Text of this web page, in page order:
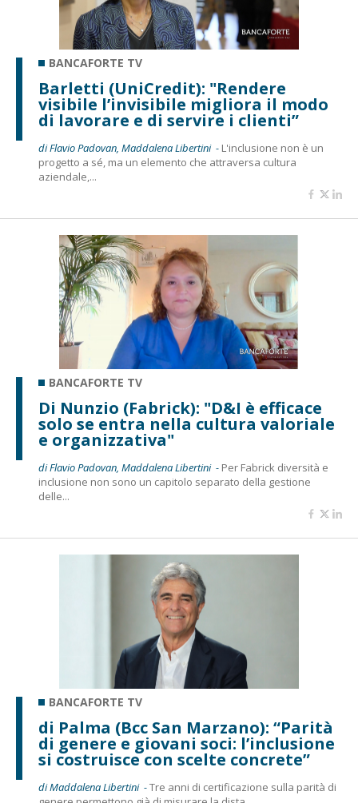
BANCAFORTE TV
Barletti (UniCredit): "Rendere
visibile l’invisibile migliora il modo
di lavorare e di servire i clienti”
di Flavio Padovan, Maddalena Libertini - L'inclusione non è un
progetto a sé, ma un elemento che attraversa cultura
aziendale,...
BANCAFORTE TV
Di Nunzio (Fabrick): "D&I è efficace
solo se entra nella cultura valoriale
e organizzativa"
di Flavio Padovan, Maddalena Libertini - Per Fabrick diversità e
inclusione non sono un capitolo separato della gestione
delle...
BANCAFORTE TV
di Palma (Bcc San Marzano): “Parità
di genere e giovani soci: l’inclusione
si costruisce con scelte concrete”
di Maddalena Libertini -Tre anni di certificazione sulla parità di